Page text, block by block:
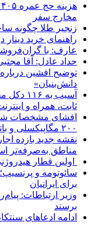
مخارج سفر
زنجیر طلا چگونه
راهنمای خرید دینار
عارف: با
حداد عادل: آقا
توضیح افشین
دانش‌بنیان»
آسیب
ثابت، همراه و
۲۰۰ مگاپیکسلی و باتری ۷۰۰۰ میلی‌آمپری در راه است
نقشه جدید بازده
مناطق به‌صرفه‌تر
اولین قطار
سائوتومه و
برای ایرانیان
وزیر ارتباطات:
برسند
ادامه ادعاهای